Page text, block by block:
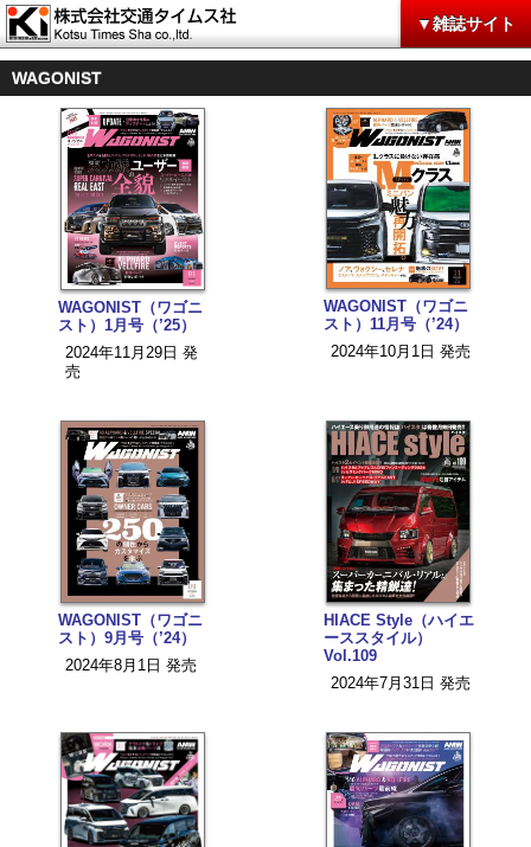
▼雑誌サイト
WAGONIST
WAGONIST（ワゴニ
スト）1月号（’25）
2024年11月29日 発
売
WAGONIST（ワゴニ
スト）11月号（’24）
2024年10月1日 発売
WAGONIST（ワゴニ
スト）9月号（’24）
2024年8月1日 発売
HIACE Style（ハイエ
ーススタイル）
Vol.109
2024年7月31日 発売